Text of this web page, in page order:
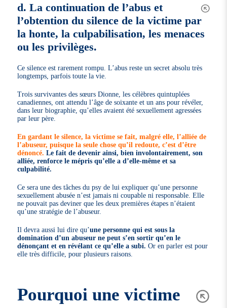
d. La continuation de l’abus et
l’obtention du silence de la victime par
la honte, la culpabilisation, les menaces
ou les privilèges.
Ce silence est rarement rompu. L’abus reste un secret absolu très
longtemps, parfois toute la vie.
Trois survivantes des sœurs Dionne, les célèbres quintuplées
canadiennes, ont attendu l’âge de soixante et un ans pour révéler,
dans leur biographie, qu’elles avaient été sexuellement agressées
par leur père.
En gardant le silence, la victime se fait, malgré elle, l’alliée de
l’abuseur, puisque la seule chose qu’il redoute, c’est d’être
dénoncé. Le fait de devenir ainsi, bien involontairement, son
alliée, renforce le mépris qu’elle a d’elle-même et sa
culpabilité.
Ce sera une des tâches du psy de lui expliquer qu’une personne
sexuellement abusée n’est jamais ni coupable ni responsable. Elle
ne pouvait pas deviner que les deux premières étapes n’étaient
qu’une stratégie de l’abuseur.
Il devra aussi lui dire qu’une personne qui est sous la
domination d’un abuseur ne peut s’en sortir qu’en le
dénonçant et en révélant ce qu’elle a subi. Or en parler est pour
elle très difficile, pour plusieurs raisons.
Pourquoi une victime